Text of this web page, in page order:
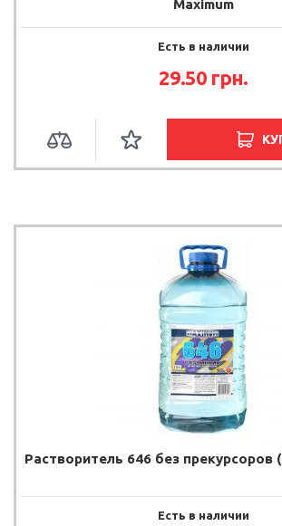
Maximum
Есть в наличии
29.50 грн.
Растворитель 646 без прекурсоров
Есть в наличии